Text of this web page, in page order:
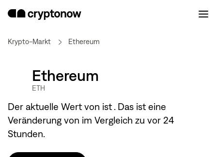
Krypto-Markt Ethereum
Ethereum
ETH
Der aktuelle Wert von ist. Das ist eine
Veränderung von im Vergleich zu vor 24
Stunden.